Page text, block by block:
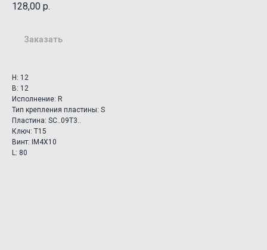
128,00 р.
Заказать
H: 12
B: 12
Исполнение: R
Тип крепления пластины: S
Пластина: SC..09T3..
Ключ: T15
Винт: IM4X10
L: 80